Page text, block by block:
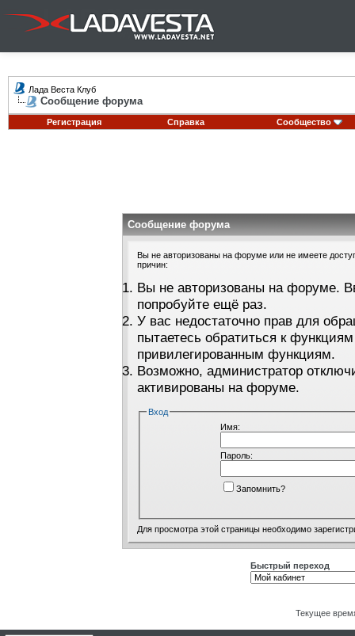
Лада Веста Клуб
Сообщение форума
Регистрация Справка Сообщество
Сообщение форума
Вы не авторизованы на форуме или не имеете
причин:
Вы не авторизованы на форуме.
попробуйте ещё раз.
У вас недостаточно прав для
пытаетесь обратиться к
привилегированным функциям.
Возможно, администратор
активированы на форуме.
Вход
Имя:
Пароль:
Запомнить?
Для просмотра этой страницы необходимо
Быстрый переход
Текущее